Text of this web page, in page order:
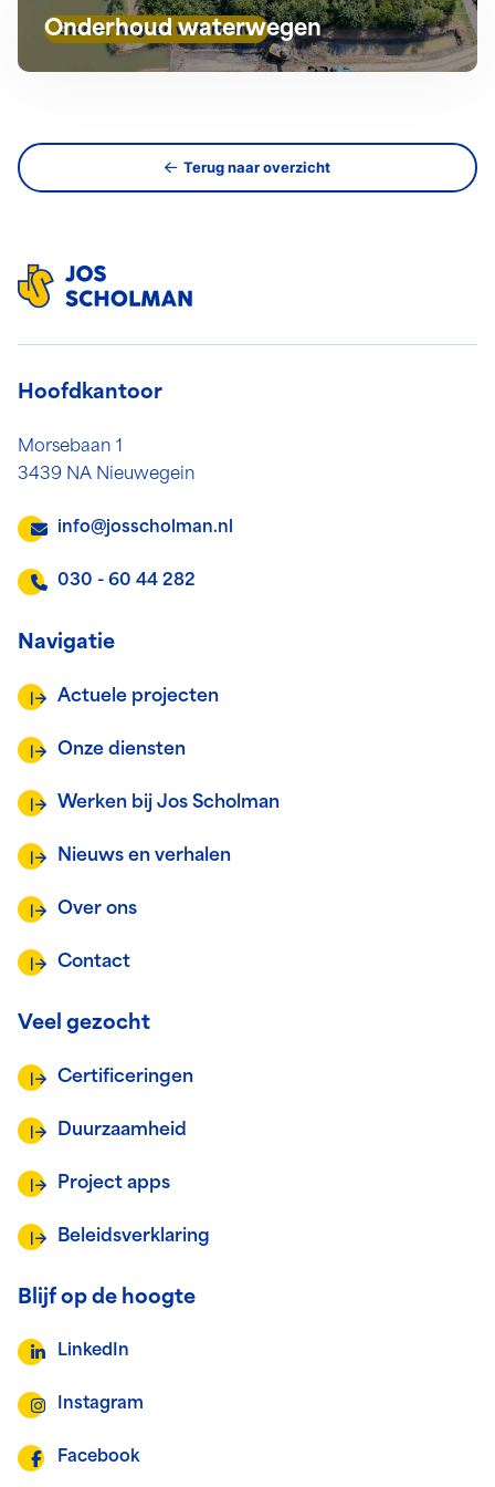
Grond-, weg- en waterbouw
Onderhoud waterwegen
Terug naar overzicht
Hoofdkantoor
Morsebaan 1
3439 NA Nieuwegein
info@josscholman.nl
030 - 60 44 282
Navigatie
Actuele projecten
Onze diensten
Werken bij Jos Scholman
Nieuws en verhalen
Over ons
Contact
Veel gezocht
Certificeringen
Duurzaamheid
Project apps
Beleidsverklaring
Blijf op de hoogte
LinkedIn
Instagram
Facebook